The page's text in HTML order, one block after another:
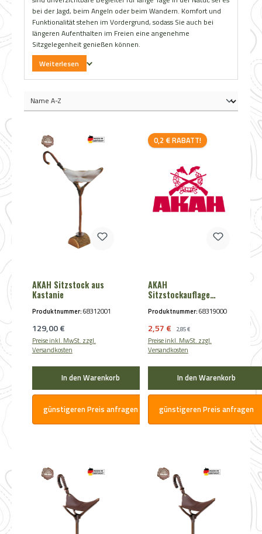
bei der Jagd, beim Angeln oder beim Wandern. Komfort und
Funktionalität stehen im Vordergrund, sodass Sie auch bei
längeren Aufenthalten im Freien eine angenehme
Sitzgelegenheit genießen können.
Weiterlesen
AKAH Sitzstock aus
Kastanie
Produktnummer:68312001
Regulärer Preis:
129,00 €
Preise inkl. MwSt. zzgl.
Versandkosten
In den Warenkorb
günstigeren Preis anfragen
0,2 € RABATT!Rabatt
AKAH
Sitzstockauflage
Produktnummer:68319000
Verkaufspreis:
2,57 € Regulärer Preis:
2,85 €
Preise inkl. MwSt. zzgl.
Versandkosten
In den Warenkorb
günstigeren Preis anfragen